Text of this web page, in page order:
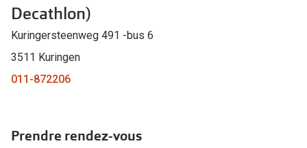
Lunettes enfants
Types de lunettes
Lunettes de vue
Lunettes d’un filtre à lumière bleu-violet
Decathlon)
Kuringersteenweg 491 -bus 6
3511 Kuringen
011-872206
Prendre rendez-vous